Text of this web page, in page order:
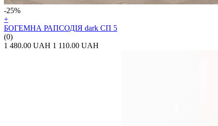
-25%
+
БОГЕМНА РАПСОДІЯ dark СП 5
(0)
1 480.00 UAH 1 110.00 UAH